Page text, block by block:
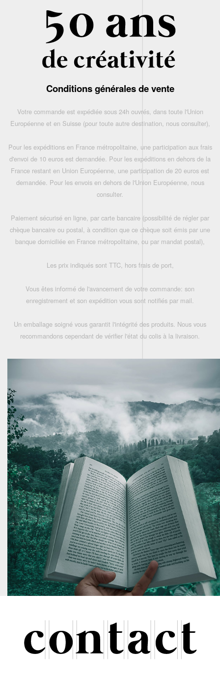
Conditions générales de vente
Votre commande est expédiée sous 24h ouvrés, dans toute l'Union
Européenne et en Suisse (pour toute autre destination, nous consulter),
Pour les expéditions en France métropolitaine, une participation aux frais
d'envoi de 10 euros est demandée. Pour les expéditions en dehors de la
France restant en Union Européenne, une participation de 20 euros est
demandée. Pour les envois en dehors de l'Union Européenne, nous
consulter.
Paiement sécurisé en ligne, par carte bancaire (possibilité de régler par
chèque bancaire ou postal, à condition que ce chèque soit émis par une
banque domiciliée en France métropolitaine, ou par mandat postal),
Les prix indiqués sont TTC, hors frais de port,
Vous êtes informé de l'avancement de votre commande: son
enregistrement et son expédition vous sont notifiés par mail.
Un emballage soigné vous garantit l'intégrité des produits. Nous vous
recommandons cependant de vérifier l'état du colis à la livraison.